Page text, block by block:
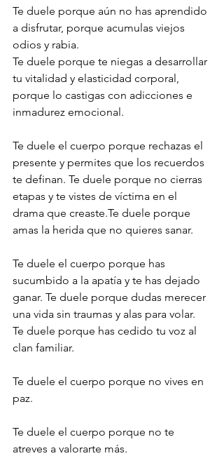
Te duele porque aún no has aprendido
a disfrutar, porque acumulas viejos
odios y rabia.
Te duele porque te niegas a desarrollar
tu vitalidad y elasticidad corporal,
porque lo castigas con adicciones e
inmadurez emocional.
Te duele el cuerpo porque rechazas el
presente y permites que los recuerdos
te definan. Te duele porque no cierras
etapas y te vistes de víctima en el
drama que creaste.Te duele porque
amas la herida que no quieres sanar.
Te duele el cuerpo porque has
sucumbido a la apatía y te has dejado
ganar. Te duele porque dudas merecer
una vida sin traumas y alas para volar.
Te duele porque has cedido tu voz al
clan familiar.
Te duele el cuerpo porque no vives en
paz.
Te duele el cuerpo porque no te
atreves a valorarte más.